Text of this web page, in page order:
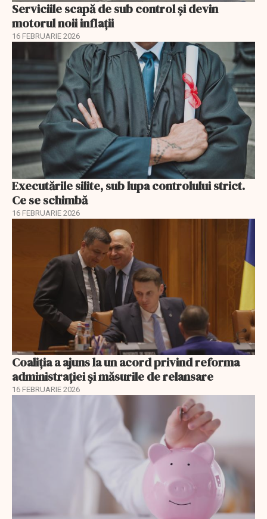
Serviciile scapă de sub control și devin
motorul noii inflații
16 FEBRUARIE 2026
Executările silite, sub lupa controlului strict.
Ce se schimbă
16 FEBRUARIE 2026
Coaliția a ajuns la un acord privind reforma
administrației și măsurile de relansare
16 FEBRUARIE 2026